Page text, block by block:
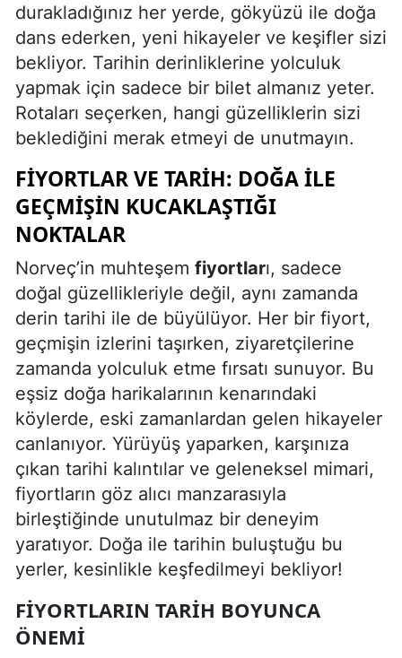
durakladığınız her yerde, gökyüzü ile doğa
dans ederken, yeni hikayeler ve keşifler sizi
bekliyor. Tarihin derinliklerine yolculuk
yapmak için sadece bir bilet almanız yeter.
Rotaları seçerken, hangi güzelliklerin sizi
beklediğini merak etmeyi de unutmayın.
FIYORTLAR VE TARIH: DOĞA ILE
GEÇMIŞIN KUCAKLAŞTIĞI
NOKTALAR
Norveç’in muhteşem fiyortları, sadece
doğal güzellikleriyle değil, aynı zamanda
derin tarihi ile de büyülüyor. Her bir fiyort,
geçmişin izlerini taşırken, ziyaretçilerine
zamanda yolculuk etme fırsatı sunuyor. Bu
eşsiz doğa harikalarının kenarındaki
köylerde, eski zamanlardan gelen hikayeler
canlanıyor. Yürüyüş yaparken, karşınıza
çıkan tarihi kalıntılar ve geleneksel mimari,
fiyortların göz alıcı manzarasıyla
birleştiğinde unutulmaz bir deneyim
yaratıyor. Doğa ile tarihin buluştuğu bu
yerler, kesinlikle keşfedilmeyi bekliyor!
FIYORTLARIN TARIH BOYUNCA
ÖNEMI